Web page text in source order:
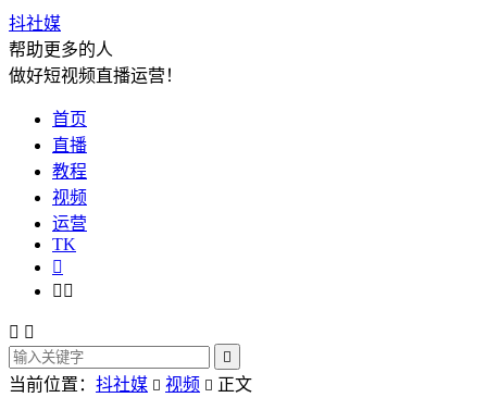
抖社媒
帮助更多的人
做好短视频直播运营！
首页
直播
教程
视频
运营
TK

 
 

当前位置： 抖社媒  视频  正文